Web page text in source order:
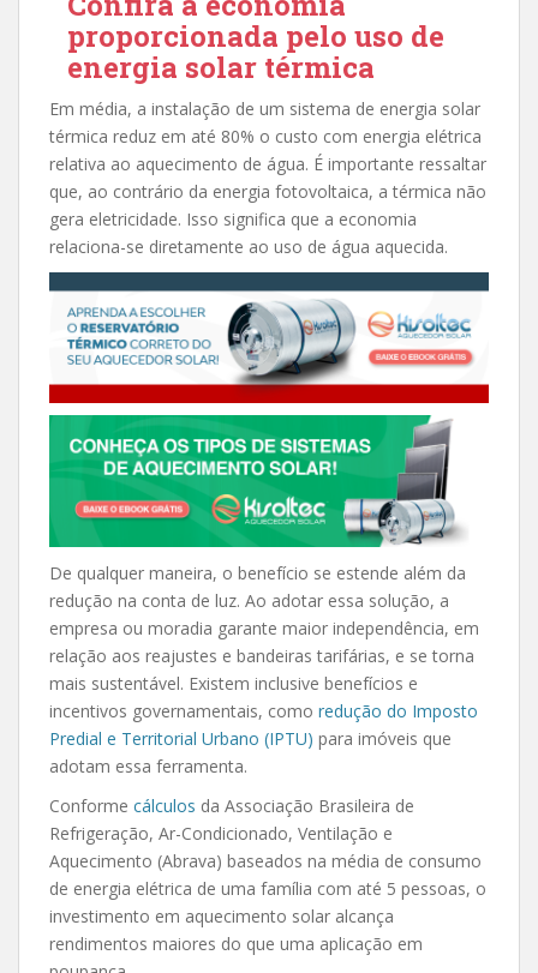
proporcionada pelo uso de
energia solar térmica
Em média, a instalação de um sistema de energia solar
térmica reduz em até 80% o custo com energia elétrica
relativa ao aquecimento de água. É importante ressaltar
que, ao contrário da energia fotovoltaica, a térmica não
gera eletricidade. Isso significa que a economia
relaciona-se diretamente ao uso de água aquecida.
De qualquer maneira, o benefício se estende além da
redução na conta de luz. Ao adotar essa solução, a
empresa ou moradia garante maior independência, em
relação aos reajustes e bandeiras tarifárias, e se torna
mais sustentável. Existem inclusive benefícios e
incentivos governamentais, como redução do Imposto
Predial e Territorial Urbano (IPTU) para imóveis que
adotam essa ferramenta.
Conforme cálculos da Associação Brasileira de
Refrigeração, Ar-Condicionado, Ventilação e
Aquecimento (Abrava) baseados na média de consumo
de energia elétrica de uma família com até 5 pessoas, o
investimento em aquecimento solar alcança
rendimentos maiores do que uma aplicação em